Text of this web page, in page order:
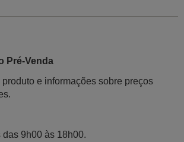
Pré-Venda
e informações sobre preços
das 9h00 às 18h00.